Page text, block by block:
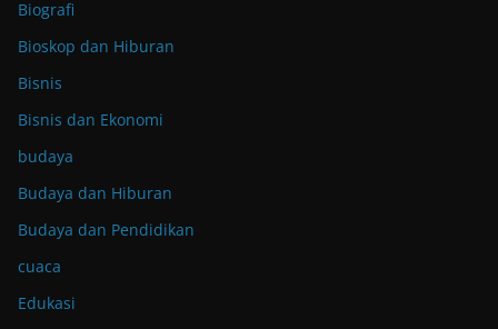
Biografi
Bioskop dan Hiburan
Bisnis
Bisnis dan Ekonomi
budaya
Budaya dan Hiburan
Budaya dan Pendidikan
cuaca
Edukasi